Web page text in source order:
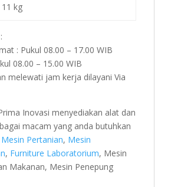
kg
: Pukul 08.00 – 17.00 WIB
08.00 – 15.00 WIB
melewati jam kerja dilayani Via
Inovasi menyediakan alat dan
macam yang anda butuhkan
Mesin Pertanian, Mesin
, Furniture Laboratorium, Mesin
Makanan, Mesin Penepung